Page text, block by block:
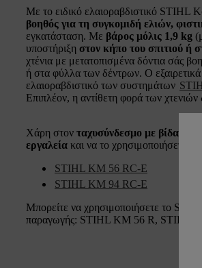
Με το ειδικό ελαιοραβδιστικό STIHL
βοηθός για τη συγκομιδή ελιών,
εγκατάσταση. Με βάρος μόλις 1,9 kg
υποστήριξη στον κήπο του σπιτιού ή
χτένια με μετατοπισμένα δόντια σάς
ή στα φύλλα των δέντρων. Ο εξαιρετικά
ελαιοραβδιστικό των συστημάτων
Επιπλέον, η αντίθετη φορά των χτενιών
Χάρη στον ταχυσύνδεσμο με βίδα
εργαλεία και να το χρησιμοποιήσετε
STIHL KM 56 RC-E
STIHL KM 94 RC-E
Μπορείτε να χρησιμοποιήσετε το
παραγωγής: STIHL KM 56 R, STIHL